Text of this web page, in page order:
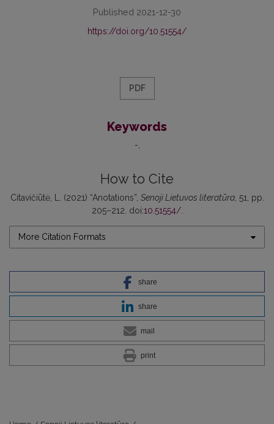
Published 2021-12-30
https://doi.org/10.51554/
PDF
Keywords
-
How to Cite
Citavičiūtė, L. (2021) “Anotations”, Senoji Lietuvos literatūra, 51, pp.
205–212. doi:10.51554/.
More Citation Formats
share
share
mail
print